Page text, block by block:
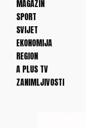
MAGAZIN
SPORT
SVIJET
EKONOMIJA
REGION
A PLUS TV
ZANIMLJIVOSTI